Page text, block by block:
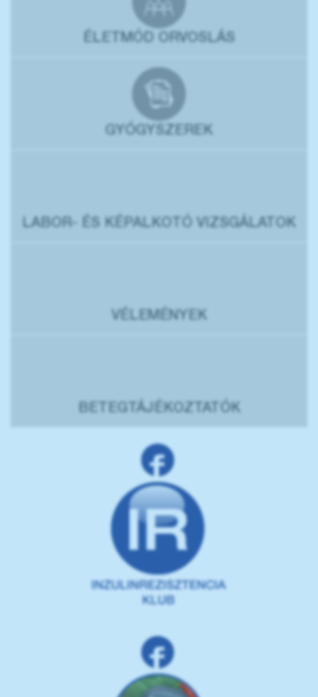
ÉLETMÓD ORVOSLÁS
GYÓGYSZEREK
LABOR- ÉS KÉPALKOTÓ VIZSGÁLATOK
VÉLEMÉNYEK
BETEGTÁJÉKOZTATÓK